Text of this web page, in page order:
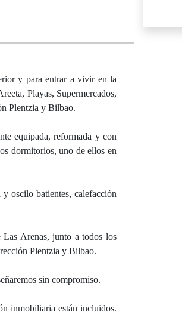
y para entrar a vivir en la
Playas, Supermercados,
Plentzia y Bilbao.
equipada, reformada y con
dormitorios, uno de ellos en
oscilo batientes, calefacción
Arenas, junto a todos los
Plentzia y Bilbao.
sin compromiso.
inmobiliaria están incluidos.